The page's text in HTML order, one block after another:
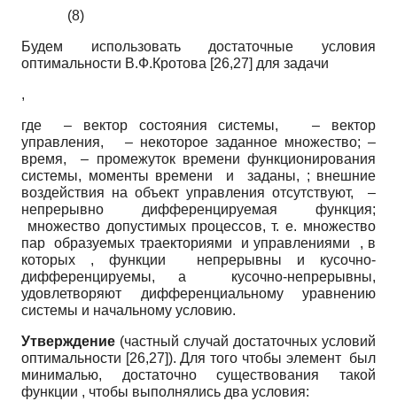
(8)
Будем использовать достаточные условия
оптимальности В.Ф.Кротова [26,27] для задачи
,
где – вектор состояния системы, – вектор
управления, – некоторое заданное множество; –
время, – промежуток времени функционирования
системы, моменты времени и заданы, ; внешние
воздействия на объект управления отсутствуют, –
непрерывно дифференцируемая функция;
множество допустимых процессов, т. е. множество
пар образуемых траекториями и управлениями , в
которых , функции непрерывны и кусочно-
дифференцируемы, а кусочно-непрерывны,
удовлетворяют дифференциальному уравнению
системы и начальному условию.
Утверждение (частный случай достаточных условий
оптимальности [26,27]). Для того чтобы элемент был
минималью, достаточно существования такой
функции , чтобы выполнялись два условия: